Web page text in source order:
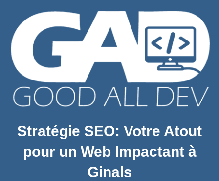
Stratégie SEO: Votre Atout
pour un Web Impactant à
Ginals